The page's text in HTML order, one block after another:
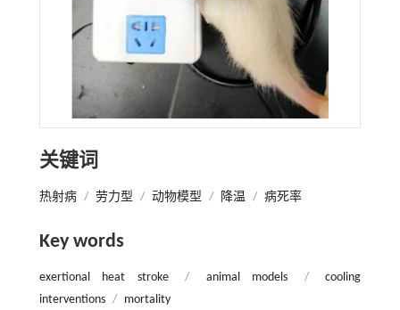
关键词
热射病 / 劳力型 / 动物模型 / 降温 / 病死率
Key words
exertional heat stroke / animal models /
cooling
interventions / mortality